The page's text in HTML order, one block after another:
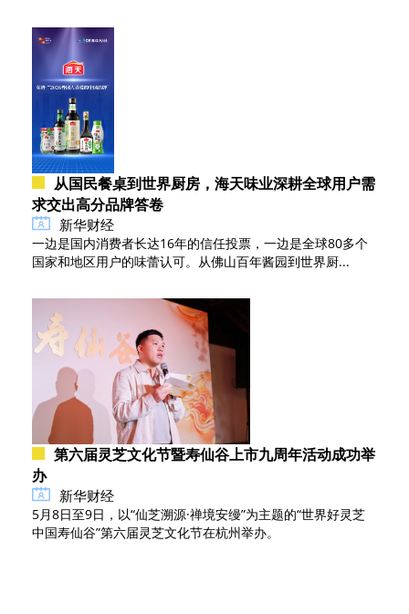
从国民餐桌到世界厨房，海天味业深耕全球用户需
求交出高分品牌答卷
新华财经
一边是国内消费者长达16年的信任投票，一边是全球80多个
国家和地区用户的味蕾认可。从佛山百年酱园到世界厨...
第六届灵芝文化节暨寿仙谷上市九周年活动成功举
办
新华财经
5月8日至9日，以“仙芝溯源·禅境安缦”为主题的“世界好灵芝
中国寿仙谷”第六届灵芝文化节在杭州举办。